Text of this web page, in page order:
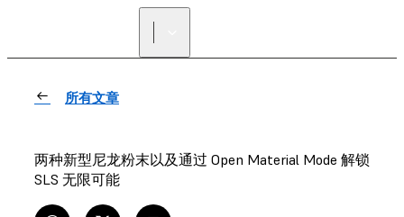
所有文章
两种新型尼龙粉末以及通过 Open Material Mode 解锁
SLS 无限可能